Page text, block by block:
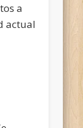
a
actual